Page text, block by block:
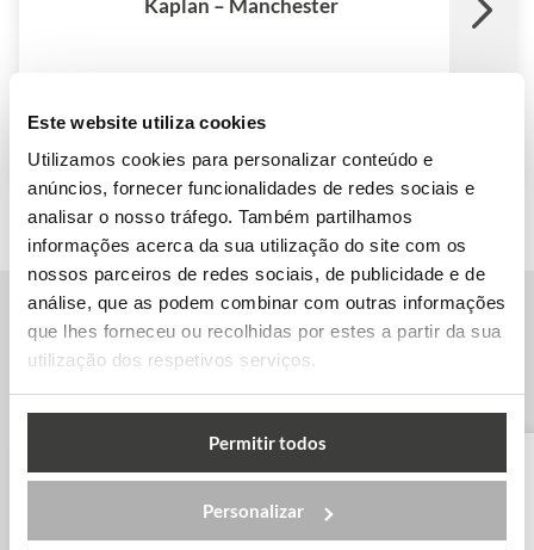
Este website utiliza cookies
Utilizamos cookies para personalizar conteúdo e
anúncios, fornecer funcionalidades de redes sociais e
analisar o nosso tráfego. Também partilhamos
informações acerca da sua utilização do site com os
nossos parceiros de redes sociais, de publicidade e de
análise, que as podem combinar com outras informações
que lhes forneceu ou recolhidas por estes a partir da sua
utilização dos respetivos serviços.
Permitir todos
Personalizar
Kaplan – Manchester
Outras cidades no Reino Unido